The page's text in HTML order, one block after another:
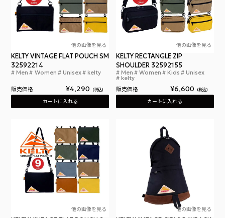
他の画像を見る
ケルティ ヴィンテージ フラット ポーチ SM フラ
KELTY VINTAGE FLAT POUCH SM
32592214
Men Women Unisex kelty
販売価格 ¥4,290 税込
カートに入れる
他の画像を見る
KELTY RECTANGLE ZIP
SHOULDER 32592155
Men Women Kids Unisex
kelty
販売価格 ¥6,600 税込
カートに入れる
他の画像を見る 他の画像を見る